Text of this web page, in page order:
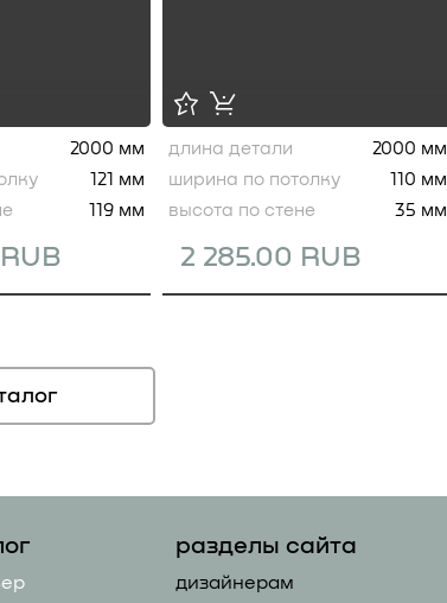
2000 мм
121 мм
119 мм
2 285.00 RUB
длина детали
2000 мм
ширина по потолку
110 мм
высота по стене
35 мм
разделы сайта
дизайнерам